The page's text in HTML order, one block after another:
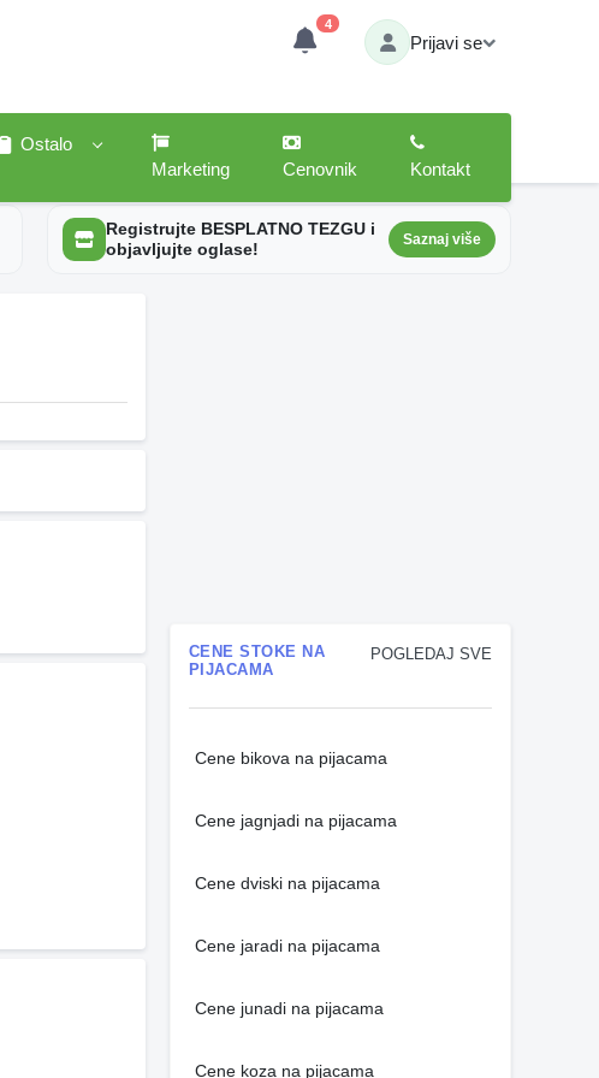
4
Prijavi se
Ostalo
Marketing
Cenovnik Kontakt
Registrujte BESPLATNO TEZGU i
objavljujte oglase!
Saznaj više
POGLEDAJ SVE
CENE STOKE NA
PIJACAMA
Cene bikova na pijacama
Cene jagnjadi na pijacama
Cene dviski na pijacama
Cene jaradi na pijacama
Cene junadi na pijacama
Cene koza na pijacama